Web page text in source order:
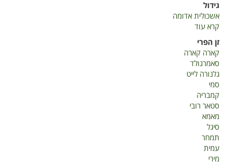
גידול
אשכולית אדומה
קרא עוד
הדרים
2020
זן הפרי
קארה קארה
סאמרגולד
גלנורה לייט
סמי
קמבריה
סטאר רובי
מאמא
סיגל
תמחר
עמית
מירי